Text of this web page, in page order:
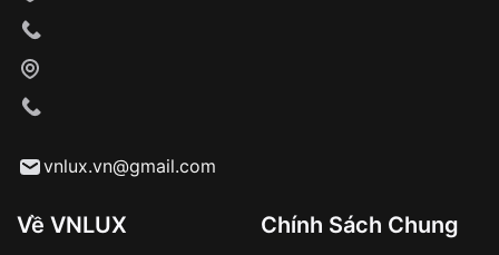
Từ khóa SEO:
vnlux.vn@gmail.com
Về VNLUX Chính Sách Chung